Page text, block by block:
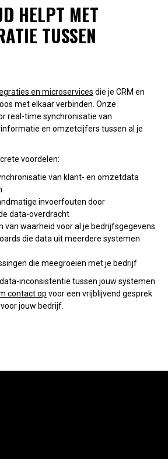
HELPT MET
TUSSEN
en microservices die je CRM en
met elkaar verbinden. Onze
real-time synchronisatie van
en omzetcijfers tussen al je
voordelen:
van klant- en omzetdata
invoerfouten door
data-overdracht
van waarheid voor al je bedrijfsgegevens
die data uit meerdere systemen
die meegroeien met je bedrijf
inconsistentie tussen jouw systemen
contact op voor een vrijblijvend gesprek
jouw bedrijf.